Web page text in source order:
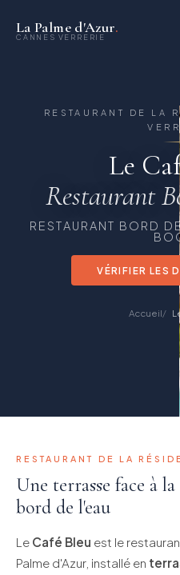
La Palme d'Azur.
CANNES VERRERIE
RESTAURANT DE LA
Le
Restaurant
RESTAURANT BORD
VÉRIFIER LES
Accueil
RESTAURANT DE LA
Une terrasse face à
bord de l'eau
Le Café Bleu est le
Palme d'Azur, installé en